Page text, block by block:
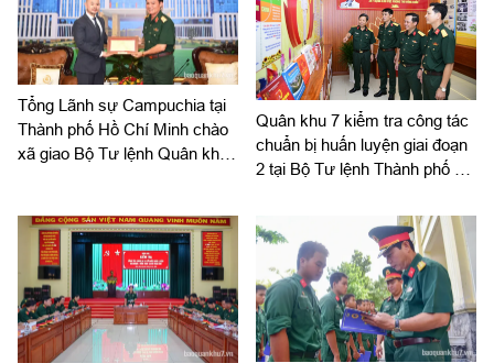
Tổng Lãnh sự Campuchia tại
Thành phố Hồ Chí Minh chào
xã giao Bộ Tư lệnh Quân khu
Quân khu 7 kiểm tra công tác
chuẩn bị huấn luyện giai đoạn
2 tại Bộ Tư lệnh Thành phố Hồ